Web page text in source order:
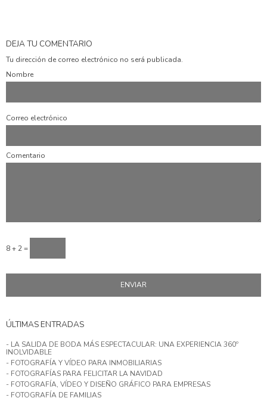
DEJA TU COMENTARIO
Tu dirección de correo electrónico no será publicada.
Nombre
Correo electrónico
Comentario
8 + 2 =
ÚLTIMAS ENTRADAS
- LA SALIDA DE BODA MÁS ESPECTACULAR: UNA EXPERIENCIA 360º
INOLVIDABLE
- FOTOGRAFÍA Y VÍDEO PARA INMOBILIARIAS
- FOTOGRAFÍAS PARA FELICITAR LA NAVIDAD
- FOTOGRAFÍA, VÍDEO Y DISEÑO GRÁFICO PARA EMPRESAS
- FOTOGRAFÍA DE FAMILIAS